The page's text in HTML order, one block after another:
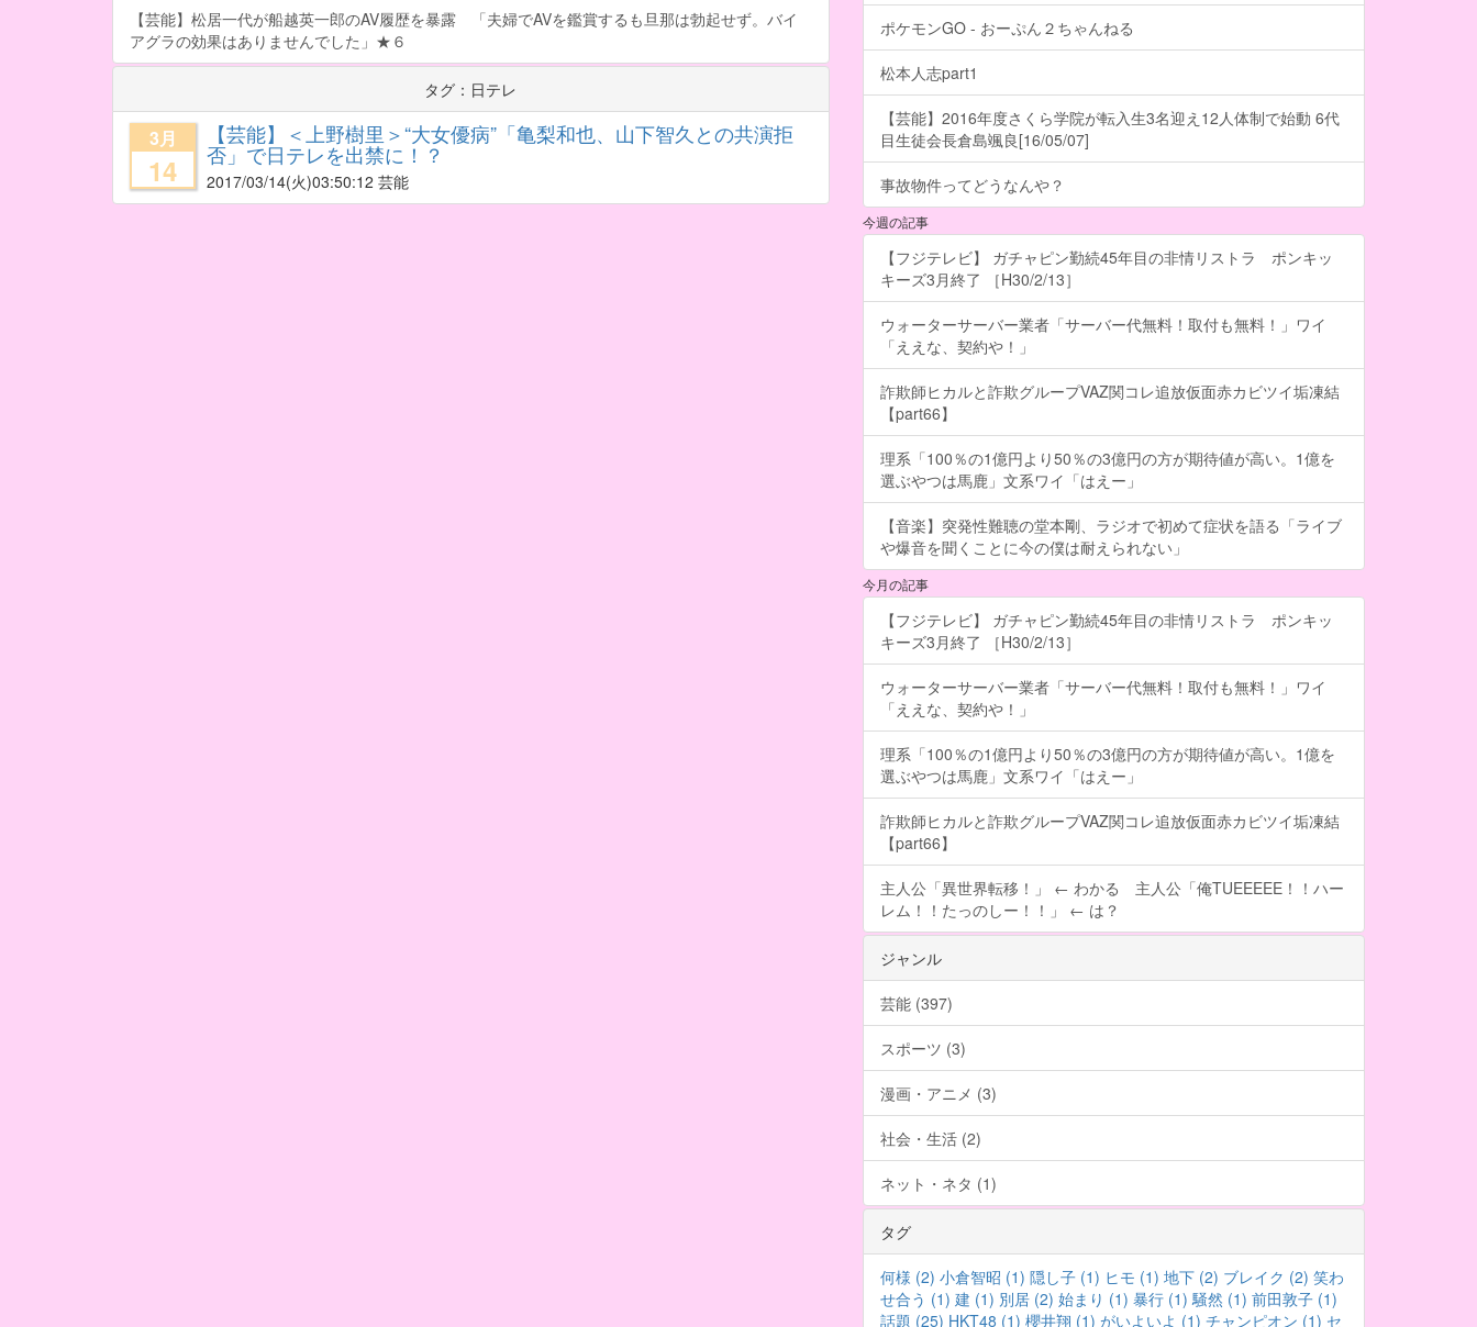
【芸能】松居一代が船越英一郎のAV履歴を暴露 「夫婦でAVを鑑賞するも旦那は勃起せず。バイ
アグラの効果はありませんでした」★６
タグ：日テレ
3月
14
【芸能】＜上野樹里＞“大女優病”「亀梨和也、山下智久との共演拒
否」で日テレを出禁に！？
2017/03/14(火)03:50:12 芸能
ポケモンGO - おーぷん２ちゃんねる
松本人志part1
【芸能】2016年度さくら学院が転入生3名迎え12人体制で始動 6代
目生徒会長倉島颯良[16/05/07]
事故物件ってどうなんや？
今週の記事
【フジテレビ】 ガチャピン勤続45年目の非情リストラ ポンキッ
キーズ3月終了 ［H30/2/13］
ウォーターサーバー業者「サーバー代無料！取付も無料！」ワイ
「ええな、契約や！」
詐欺師ヒカルと詐欺グループVAZ関コレ追放仮面赤カビツイ垢凍結
【part66】
理系「100％の1億円より50％の3億円の方が期待値が高い。1億を
選ぶやつは馬鹿」文系ワイ「はえー」
【音楽】突発性難聴の堂本剛、ラジオで初めて症状を語る「ライブ
や爆音を聞くことに今の僕は耐えられない」
今月の記事
【フジテレビ】 ガチャピン勤続45年目の非情リストラ ポンキッ
キーズ3月終了 ［H30/2/13］
ウォーターサーバー業者「サーバー代無料！取付も無料！」ワイ
「ええな、契約や！」
理系「100％の1億円より50％の3億円の方が期待値が高い。1億を
選ぶやつは馬鹿」文系ワイ「はえー」
詐欺師ヒカルと詐欺グループVAZ関コレ追放仮面赤カビツイ垢凍結
【part66】
主人公「異世界転移！」 ← わかる 主人公「俺TUEEEEE！！ハー
レム！！たっのしー！！」 ← は？
ジャンル
芸能 (397)
スポーツ (3)
漫画・アニメ (3)
社会・生活 (2)
ネット・ネタ (1)
タグ
何様 (2) 小倉智昭 (1) 隠し子 (1) ヒモ (1) 地下 (2) ブレイク (2) 笑わ
せ合う (1) 建 (1) 別居 (2) 始まり (1) 暴行 (1) 騒然 (1) 前田敦子 (1)
話題 (25) HKT48 (1) 櫻井翔 (1) がいよいよ (1) チャンピオン (1) セ